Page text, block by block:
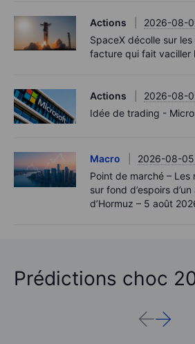
Actions
2026-08-
SpaceX décolle sur
facture qui fait vaciller
Actions
2026-08-
Idée de trading -
Macro
2026-08-
Point de marché –
sur fond d’espoirs
d’Hormuz – 5 août
Prédictions choc